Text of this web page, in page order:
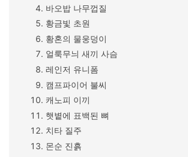
바오밥 나무껍질
황금빛 초원
황혼의 물웅덩이
얼룩무늬 새끼 사슴
레인저 유니폼
캠프파이어 불씨
캐노피 이끼
햇볕에 표백된 뼈
치타 질주
몬순 진흙